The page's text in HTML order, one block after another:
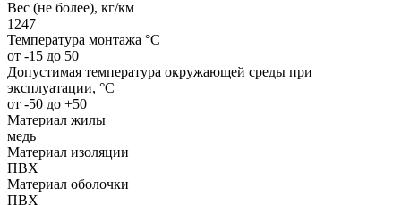
Вес (не более), кг/км
1247
Температура монтажа °C
от -15 до 50
Допустимая температура окружающей среды при
эксплуатации, °C
от -50 до +50
Материал жилы
медь
Материал изоляции
ПВХ
Материал оболочки
ПВХ